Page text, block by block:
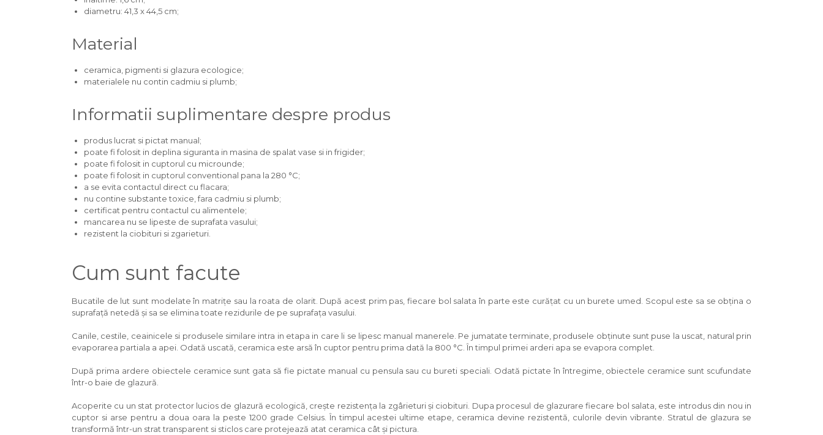
diametru: 41,3 x 44,5 cm;
Material
ceramica, pigmenti si glazura ecologice;
materialele nu contin cadmiu si plumb;
Informatii suplimentare despre produs
produs lucrat si pictat manual;
poate fi folosit in deplina siguranta in masina de spalat vase si in frigider;
poate fi folosit in cuptorul cu microunde;
poate fi folosit in cuptorul conventional pana la 280 °C;
a se evita contactul direct cu flacara;
nu contine substante toxice, fara cadmiu si plumb;
certificat pentru contactul cu alimentele;
mancarea nu se lipeste de suprafata vasului;
rezistent la ciobituri si zgarieturi.
Cum sunt facute
Bucatile de lut sunt modelate în matrițe sau la roata de olarit. După acest prim pas, fiecare bol salata în parte este curățat cu un burete umed. Scopul este sa se obțina o
suprafață netedă și sa se elimina toate rezidurile de pe suprafața vasului.
Canile, cestile, ceainicele si produsele similare intra in etapa in care li se lipesc manual manerele. Pe jumatate terminate, produsele obținute sunt puse la uscat, natural prin
evaporarea partiala a apei. Odată uscată, ceramica este arsă în cuptor pentru prima dată la 800 °C. În timpul primei arderi apa se evapora complet.
După prima ardere obiectele ceramice sunt gata să fie pictate manual cu pensula sau cu bureti speciali. Odată pictate în întregime, obiectele ceramice sunt scufundate
într-o baie de glazură.
Acoperite cu un stat protector lucios de glazură ecologică, crește rezistența la zgârieturi și ciobituri. Dupa procesul de glazurare fiecare bol salata, este introdus din nou in
cuptor si arse pentru a doua oara la peste 1200 grade Celsius. În timpul acestei ultime etape, ceramica devine rezistentă, culorile devin vibrante. Stratul de glazura se
transformă într-un strat transparent si sticlos care protejează atat ceramica cât și pictura.